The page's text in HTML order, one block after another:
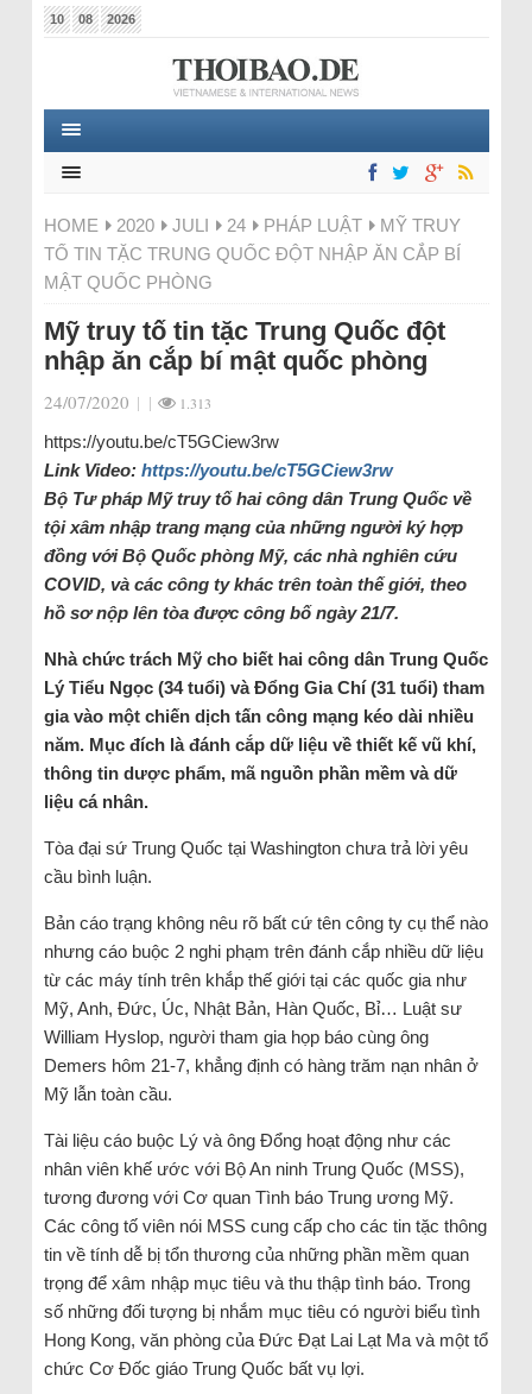
10 08 2026
HOME 2020 JULI 24 PHÁP LUẬT
MỸ TRUY
TỐ TIN TẶC TRUNG QUỐC ĐỘT NHẬP ĂN CẮP BÍ
MẬT QUỐC PHÒNG
Mỹ truy tố tin tặc Trung Quốc đột
nhập ăn cắp bí mật quốc phòng
24/07/2020 | | 1.313
https://youtu.be/cT5GCiew3rw
Link Video: https://youtu.be/cT5GCiew3rw
Bộ Tư pháp Mỹ truy tố hai công dân Trung Quốc về
tội xâm nhập trang mạng của những người ký hợp
đồng với Bộ Quốc phòng Mỹ, các nhà nghiên cứu
COVID, và các công ty khác trên toàn thế giới, theo
hồ sơ nộp lên tòa được công bố ngày 21/7.
Nhà chức trách Mỹ cho biết hai công dân Trung Quốc
Lý Tiểu Ngọc (34 tuổi) và Đổng Gia Chí (31 tuổi) tham
gia vào một chiến dịch tấn công mạng kéo dài nhiều
năm. Mục đích là đánh cắp dữ liệu về thiết kế vũ khí,
thông tin dược phẩm, mã nguồn phần mềm và dữ
liệu cá nhân.
Tòa đại sứ Trung Quốc tại Washington chưa trả lời yêu
cầu bình luận.
Bản cáo trạng không nêu rõ bất cứ tên công ty cụ thể nào
nhưng cáo buộc 2 nghi phạm trên đánh cắp nhiều dữ liệu
từ các máy tính trên khắp thế giới tại các quốc gia như
Mỹ, Anh, Đức, Úc, Nhật Bản, Hàn Quốc, Bỉ… Luật sư
William Hyslop, người tham gia họp báo cùng ông
Demers hôm 21-7, khẳng định có hàng trăm nạn nhân ở
Mỹ lẫn toàn cầu.
Tài liệu cáo buộc Lý và ông Đổng hoạt động như các
nhân viên khế ước với Bộ An ninh Trung Quốc (MSS),
tương đương với Cơ quan Tình báo Trung ương Mỹ.
Các công tố viên nói MSS cung cấp cho các tin tặc thông
tin về tính dễ bị tổn thương của những phần mềm quan
trọng để xâm nhập mục tiêu và thu thập tình báo. Trong
số những đối tượng bị nhắm mục tiêu có người biểu tình
Hong Kong, văn phòng của Đức Đạt Lai Lạt Ma và một tổ
chức Cơ Đốc giáo Trung Quốc bất vụ lợi.